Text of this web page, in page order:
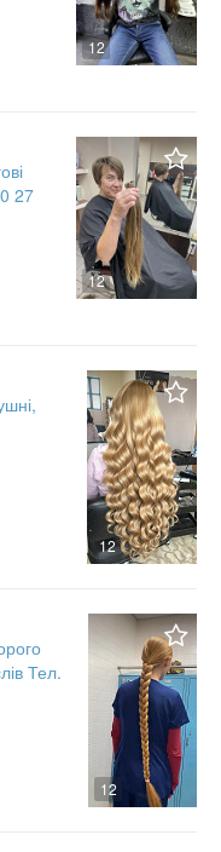
12
12
27
12
12
Тел.